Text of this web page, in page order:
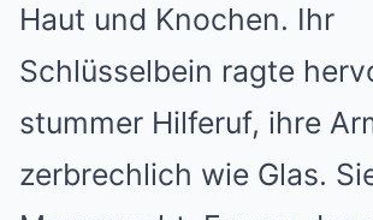
Haut und Knochen. Ihr
Schlüsselbein ragte
stummer Hilferuf, ihre
zerbrechlich wie Glas.